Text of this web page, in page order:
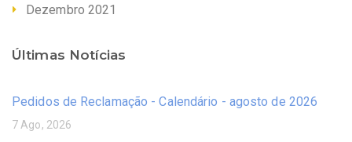
Dezembro 2021
Últimas Notícias
Pedidos de Reclamação - Calendário - agosto de 2026
7 Ago, 2026